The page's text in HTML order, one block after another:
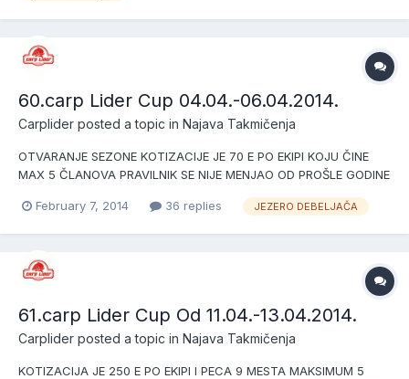
60.carp Lider Cup 04.04.-06.04.2014.
Carplider posted a topic in Najava Takmičenja
OTVARANJE SEZONE KOTIZACIJE JE 70 E PO EKIPI KOJU ČINE
MAX 5 ČLANOVA PRAVILNIK SE NIJE MENJAO OD PROŠLE GODINE
February 7, 2014
36 replies JEZERO DEBELJAČA
61.carp Lider Cup Od 11.04.-13.04.2014.
Carplider posted a topic in Najava Takmičenja
KOTIZACIJA JE 250 E PO EKIPI I PECA 9 MESTA MAKSIMUM 5